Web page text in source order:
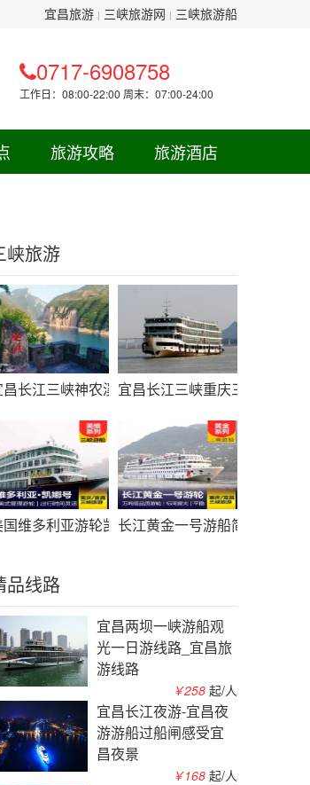
宜昌旅游 | 三峡旅游网 | 三峡旅游船
0717-6908758
工作日：08:00-22:00 周末：07:00-24:00
旅游攻略 旅游酒店
峡旅游
昌长江三峡神农溪白帝城精华三日线路-三峡旅游
宜昌长江三峡重庆三日游线路
国维多利亚游轮凯娜号游船简介_凯娜游轮预定
长江黄金一号游船简介_黄金
品线路
宜昌两坝一峡游船观
光一日游线路_宜昌旅
游线路
￥258起/人
宜昌长江夜游-宜昌夜
游游船过船闸感受宜
昌夜景
￥168起/人